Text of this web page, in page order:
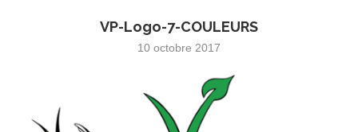
VP-Logo-7-COULEURS
10 octobre 2017